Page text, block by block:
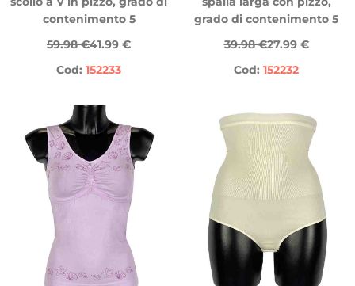
contenimento 5
59.98 €41.99 €
Cod: 152233
grado di contenimento 5
39.98 €27.99 €
Cod: 152232